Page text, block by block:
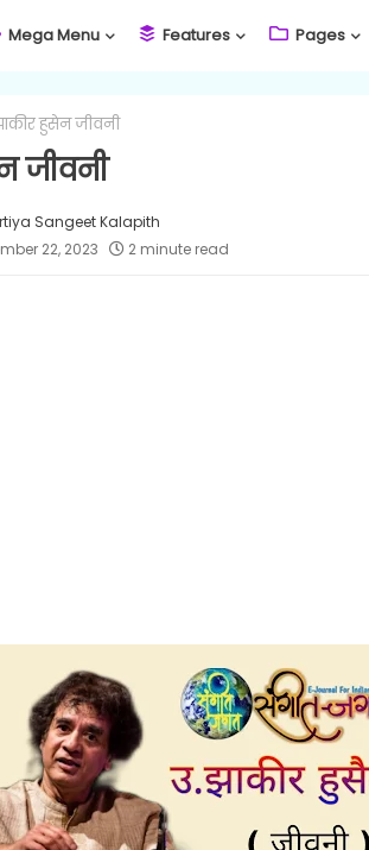
Mega Menu Features Pages
हुसेन जीवनी
जीवनी
Sangeet Kalapith
22, 2023
2 minute read